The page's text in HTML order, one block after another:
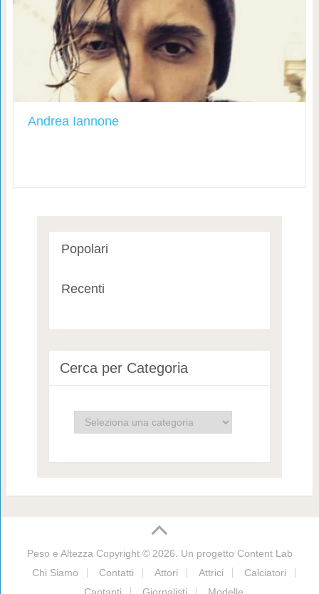
Andrea Iannone
Popolari
Recenti
Cerca per Categoria
Cerca
per
Peso e Altezza Copyright © 2026. Un progetto Content Lab
Chi Siamo
Contatti Attori Attrici
Calciatori